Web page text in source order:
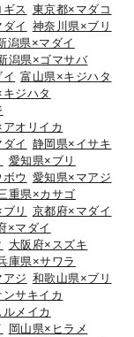
ス 東京都×マダコ
イ 神奈川県×ブリ
潟県×マダイ
潟県×ゴマサバ
富山県×キジハタ
ジハタ
オリイカ
イ 静岡県×イサキ
愛知県×ブリ
ウ 愛知県×マアジ
重県×カサゴ
リ
京都府×マダイ
×マダイ
大阪府×スズキ
庫県×サワラ
ジ 和歌山県×ブリ
サキイカ
メイカ
岡山県×ヒラメ